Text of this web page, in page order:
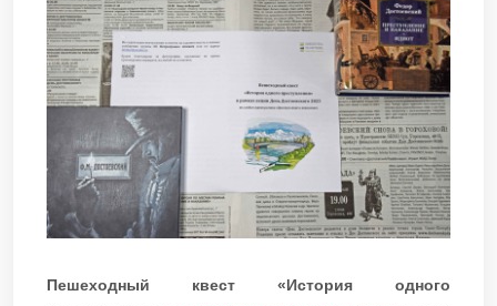
Пешеходный квест «История одного